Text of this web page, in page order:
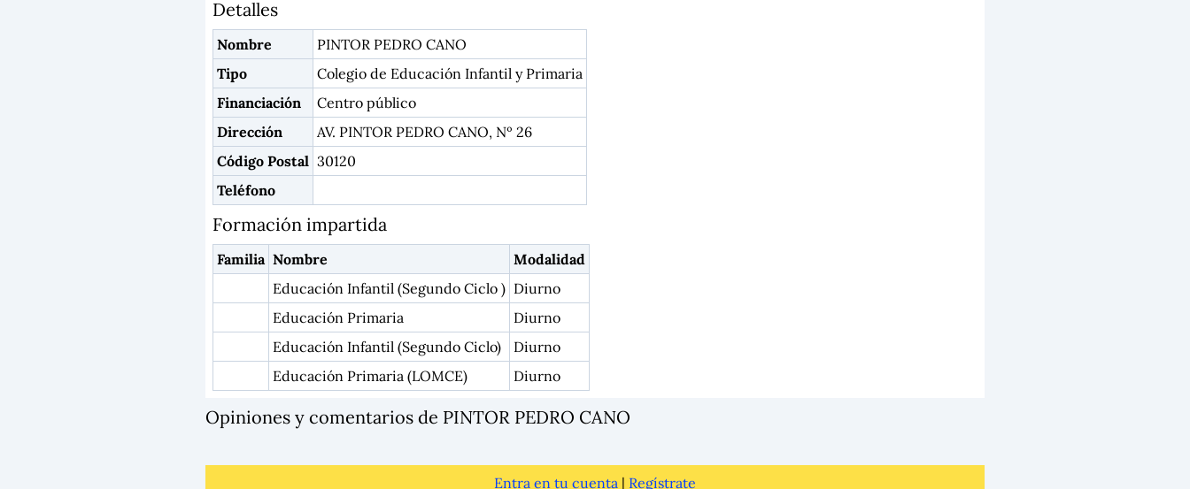
Detalles
Nombre
PINTOR PEDRO CANO
Tipo
Colegio de Educación Infantil y Primaria
Financiación
Centro público
Dirección
AV. PINTOR PEDRO CANO, Nº 26
Código Postal 30120
Teléfono
Formación impartida
Familia Nombre
Modalidad
Educación Infantil (Segundo Ciclo ) Diurno
Educación Primaria
Diurno
Educación Infantil (Segundo Ciclo)
Diurno
Educación Primaria (LOMCE)
Diurno
Opiniones y comentarios de PINTOR PEDRO CANO
Entra en tu cuenta | Regístrate